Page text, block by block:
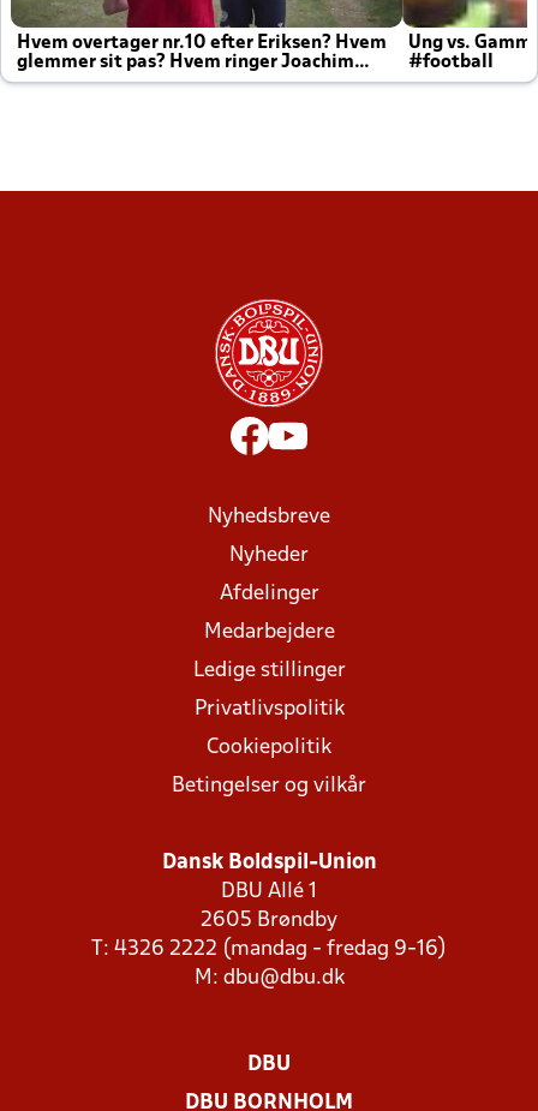
Hvem overtager nr.10 efter Eriksen? Hvem
glemmer sit pas? Hvem ringer Joachim
altid til efter kampe?
Ung vs.
#football
Nyhedsbreve
Nyheder
Afdelinger
Medarbejdere
Ledige stillinger
Privatlivspolitik
Cookiepolitik
Betingelser og vilkår
Dansk Boldspil-Union
DBU Allé 1
2605 Brøndby
T: 4326 2222 (mandag - fredag 9-16)
M: dbu@dbu.dk
DBU
DBU BORNHOLM